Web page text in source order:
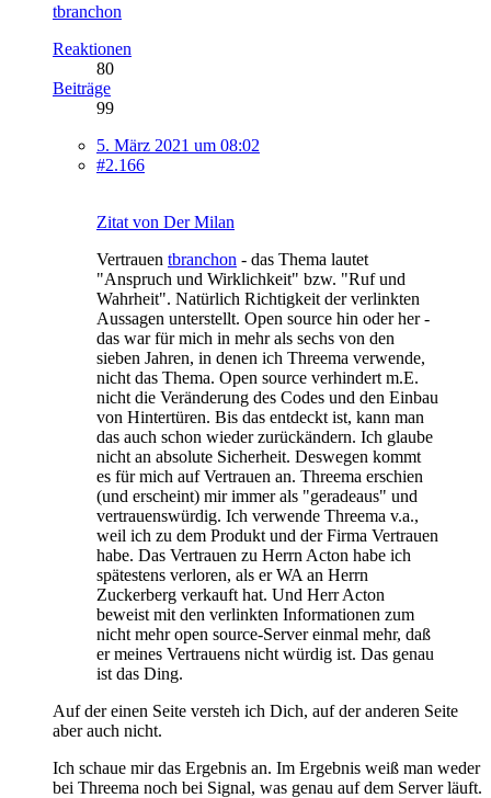
tbranchon
Reaktionen
80
Beiträge
99
5. März 2021 um 08:02
#2.166
Zitat von Der Milan
Vertrauen tbranchon - das Thema lautet
"Anspruch und Wirklichkeit" bzw. "Ruf und
Wahrheit". Natürlich Richtigkeit der verlinkten
Aussagen unterstellt. Open source hin oder her -
das war für mich in mehr als sechs von den
sieben Jahren, in denen ich Threema verwende,
nicht das Thema. Open source verhindert m.E.
nicht die Veränderung des Codes und den Einbau
von Hintertüren. Bis das entdeckt ist, kann man
das auch schon wieder zurückändern. Ich glaube
nicht an absolute Sicherheit. Deswegen kommt
es für mich auf Vertrauen an. Threema erschien
(und erscheint) mir immer als "geradeaus" und
vertrauenswürdig. Ich verwende Threema v.a.,
weil ich zu dem Produkt und der Firma Vertrauen
habe. Das Vertrauen zu Herrn Acton habe ich
spätestens verloren, als er WA an Herrn
Zuckerberg verkauft hat. Und Herr Acton
beweist mit den verlinkten Informationen zum
nicht mehr open source-Server einmal mehr, daß
er meines Vertrauens nicht würdig ist. Das genau
ist das Ding.
Auf der einen Seite versteh ich Dich, auf der anderen Seite
aber auch nicht.
Ich schaue mir das Ergebnis an. Im Ergebnis weiß man weder
bei Threema noch bei Signal, was genau auf dem Server läuft.